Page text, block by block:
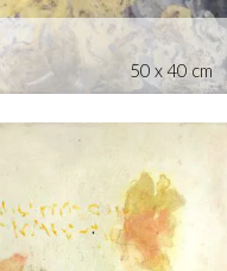
50 x 40 cm